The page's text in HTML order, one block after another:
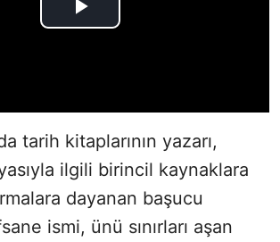
tarih kitaplarının yazarı,
ilgili birincil kaynaklara
dayanan başucu
ismi, ünü sınırları aşan